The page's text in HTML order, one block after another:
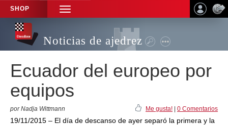
SHOP
TOGGLE
NAVIGATION
Noticias de ajedrez
Ecuador del europeo por
equipos
por Nadja Wittmann Me gusta! 0 Comentarios
19/11/2015 – El día de descanso de ayer separó la primera y la